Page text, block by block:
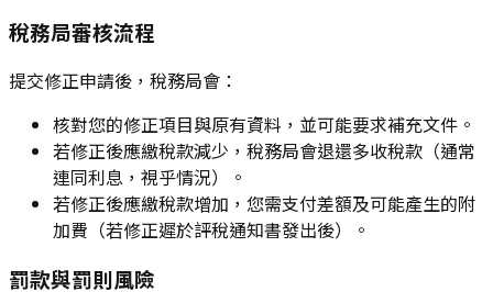
稅務局審核流程
提交修正申請後，稅務局會：
核對您的修正項目與原有資料，並可能要求補充文件。
若修正後應繳稅款減少，稅務局會退還多收稅款（通常
連同利息，視乎情況）。
若修正後應繳稅款增加，您需支付差額及可能產生的附
加費（若修正遲於評稅通知書發出後）。
罰款與罰則風險